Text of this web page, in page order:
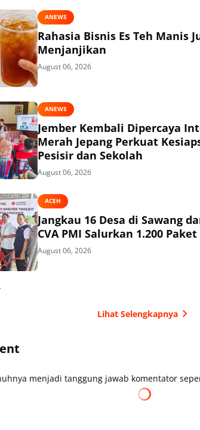
ANEWS
Rahasia Bisnis Es Teh Manis
Menjanjikan
August 06, 2026
ANEWS
Jember Kembali Dipercaya
Merah Jepang Perkuat
Pesisir dan Sekolah
August 06, 2026
ACEH
Jangkau 16 Desa di Sawang
CVA PMI Salurkan 1.200
August 06, 2026
Lihat Selengkapnya
menjadi tanggung jawab komentator